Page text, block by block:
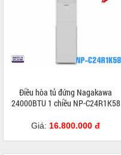
Điều hòa tủ đứng Nagakawa
24000BTU 1 chiều NP-C24R1K58
Giá: 16.800.000 đ